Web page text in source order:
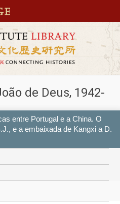
de Deus, 1942-
entre Portugal e a China. O
e a embaixada de Kangxi a D.